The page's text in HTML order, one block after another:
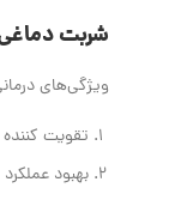
شربت
ویژگی‌های
تقویت
بهبود